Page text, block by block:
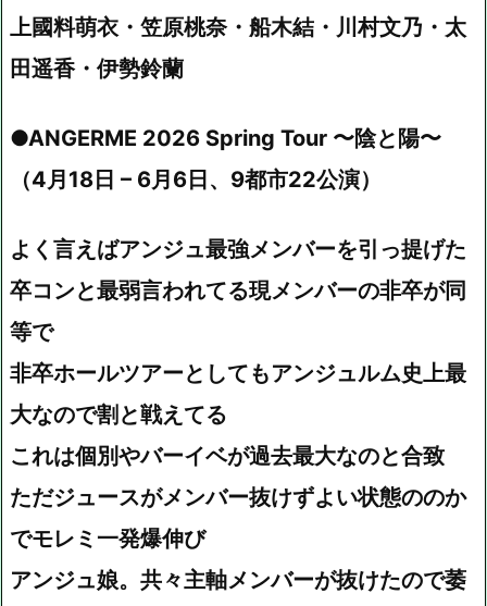
上國料萌衣・笠原桃奈・船木結・川村文乃・太
田遥香・伊勢鈴蘭
●ANGERME 2026 Spring Tour 〜陰と陽〜
（4月18日 – 6月6日、9都市22公演）
よく言えばアンジュ最強メンバーを引っ提げた
卒コンと最弱言われてる現メンバーの非卒が同
等で
非卒ホールツアーとしてもアンジュルム史上最
大なので割と戦えてる
これは個別やバーイベが過去最大なのと合致
ただジュースがメンバー抜けずよい状態ののか
でモレミ一発爆伸び
アンジュ娘。共々主軸メンバーが抜けたので萎